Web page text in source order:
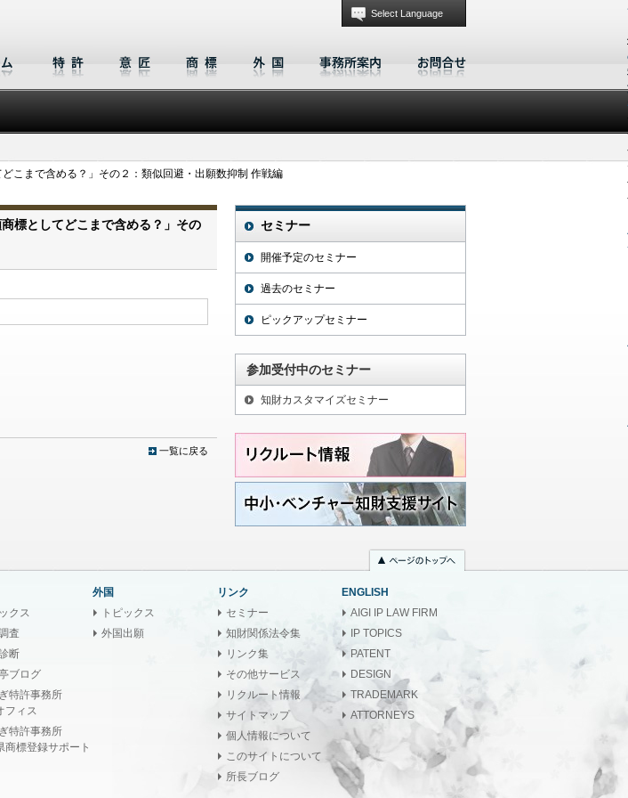
Select Language
こまで含める？」その２：類似回避・出願数抑制 作戦編
標としてどこまで含める？」その
一覧に戻る
セミナー
開催予定のセミナー
過去のセミナー
ピックアップセミナー
参加受付中のセミナー
知財カスタマイズセミナー
クス
査
断
ブログ
特許事務所
フィス
特許事務所
商標登録サポート
外国
トピックス
外国出願
リンク
セミナー
知財関係法令集
リンク集
その他サービス
リクルート情報
サイトマップ
個人情報について
このサイトについて
所長ブログ
ENGLISH
AIGI IP LAW FIRM
IP TOPICS
PATENT
DESIGN
TRADEMARK
ATTORNEYS